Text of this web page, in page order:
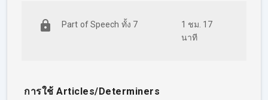
สอนโดยครูเจี๊ยบ (นันลินี ปานเทศ) กูรูผู้เชี่ยวชาญการสอน IELTS
ประสบการณ์มากกว่า 20 ปี คอร์สนี้จะพาคุณไปรู้จัก Grammar ทุก
Part of Speech ทั้ง 7
1 ชม. 17
นาที
การใช้ Articles/Determiners